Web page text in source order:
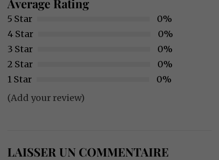
Average Rating
5 Star
0%
4 Star
0%
3 Star
0%
2 Star
0%
1 Star
0%
(Add your review)
LAISSER UN COMMENTAIRE